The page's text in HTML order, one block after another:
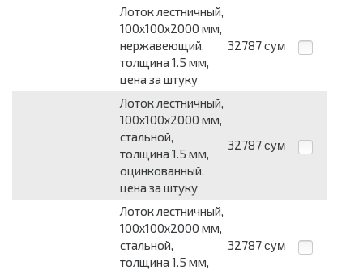
Лоток лестничный,
100х100х2000 мм,
нержавеющий,
толщина 1.5 мм,
цена за штуку
32787 сум
Лоток лестничный,
100х100х2000 мм,
стальной,
толщина 1.5 мм,
оцинкованный,
цена за штуку
32787 сум
Лоток лестничный,
100х100х2000 мм,
стальной,
толщина 1.5 мм,
32787 сум